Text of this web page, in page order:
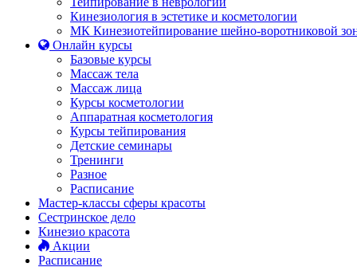
Кинезиология в эстетике и косметологии
МК Кинезиотейпирование шейно-воротниковой
Онлайн курсы
Базовые курсы
Массаж тела
Массаж лица
Курсы косметологии
Аппаратная косметология
Курсы тейпирования
Детские семинары
Тренинги
Разное
Расписание
Мастер-классы сферы красоты
Сестринское дело
Кинезио красота
Акции
Расписание